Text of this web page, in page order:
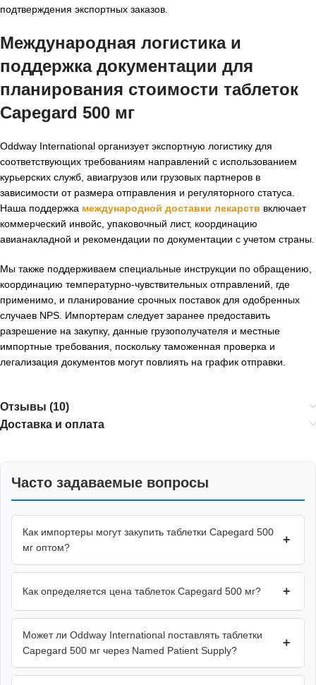
подтверждения экспортных заказов.
Международная логистика и
поддержка документации для
планирования стоимости таблеток
Capegard 500 мг
Oddway International организует экспортную логистику для
соответствующих требованиям направлений с использованием
курьерских служб, авиагрузов или грузовых партнеров в
зависимости от размера отправления и регуляторного статуса.
Наша поддержка международной доставки лекарств включает
коммерческий инвойс, упаковочный лист, координацию
авианакладной и рекомендации по документации с учетом страны.
Мы также поддерживаем специальные инструкции по обращению,
координацию температурно-чувствительных отправлений, где
применимо, и планирование срочных поставок для одобренных
случаев NPS. Импортерам следует заранее предоставить
разрешение на закупку, данные грузополучателя и местные
импортные требования, поскольку таможенная проверка и
легализация документов могут повлиять на график отправки.
Отзывы (10)
Доставка и оплата
Часто задаваемые вопросы
Как импортеры могут закупить таблетки Capegard 500
мг оптом?
+
Как определяется цена таблеток Capegard 500 мг? +
Может ли Oddway International поставлять таблетки
Capegard 500 мг через Named Patient Supply?
+